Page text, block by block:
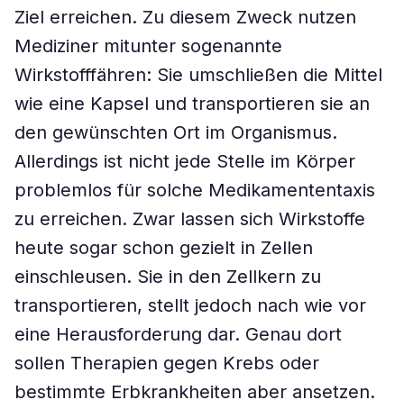
Ziel erreichen. Zu diesem Zweck nutzen
Mediziner mitunter sogenannte
Wirkstofffähren: Sie umschließen die Mittel
wie eine Kapsel und transportieren sie an
den gewünschten Ort im Organismus.
Allerdings ist nicht jede Stelle im Körper
problemlos für solche Medikamententaxis
zu erreichen. Zwar lassen sich Wirkstoffe
heute sogar schon gezielt in Zellen
einschleusen. Sie in den Zellkern zu
transportieren, stellt jedoch nach wie vor
eine Herausforderung dar. Genau dort
sollen Therapien gegen Krebs oder
bestimmte Erbkrankheiten aber ansetzen.